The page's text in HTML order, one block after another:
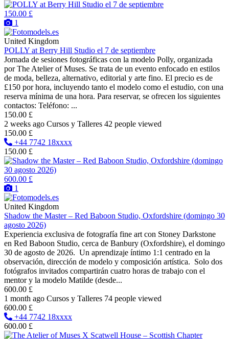
150.00 £
1
United Kingdom
POLLY at Berry Hill Studio el 7 de septiembre
Jornada de sesiones fotográficas con la modelo Polly, organizada
por The Atelier of Muses. Se trata de un evento enfocado en estilos
de moda, belleza, alternativo, editorial y arte fino. El precio es de
£150 por hora, incluyendo tanto el modelo como el estudio, con una
reserva mínima de una hora. Para reservar, se ofrecen los siguientes
contactos: Teléfono: ...
150.00 £
2 weeks ago Cursos y Talleres 42 people viewed
150.00 £
+44 7742 18xxxx
150.00 £
600.00 £
1
United Kingdom
Shadow the Master – Red Baboon Studio, Oxfordshire (domingo 30
agosto 2026)
Experiencia exclusiva de fotografía fine art con Stoney Darkstone
en Red Baboon Studio, cerca de Banbury (Oxfordshire), el domingo
30 de agosto de 2026. Un aprendizaje íntimo 1:1 centrado en la
observación, dirección de modelo y composición artística. Solo dos
fotógrafos invitados compartirán cuatro horas de trabajo con el
mentor y la modelo Matilde (desde...
600.00 £
1 month ago Cursos y Talleres 74 people viewed
600.00 £
+44 7742 18xxxx
600.00 £